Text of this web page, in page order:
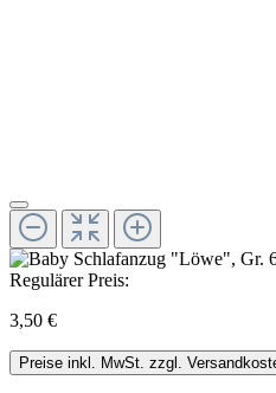
Regulärer Preis:
3,50 €
Preise inkl. MwSt. zzgl.